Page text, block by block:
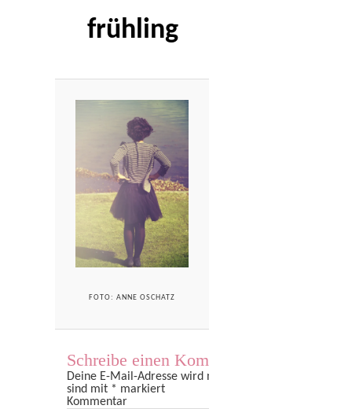
frühling
FOTO: ANNE OSCHATZ
Schreibe einen Kommentar
Deine E-Mail-Adresse wird nicht veröffentlicht.
sind mit * markiert
Kommentar